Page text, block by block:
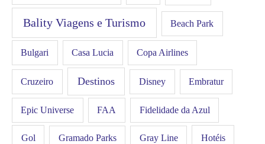
Bality Viagens e Turismo Beach Park
Bulgari Casa Lucia Copa Airlines
Cruzeiro Destinos Disney Embratur
Epic Universe FAA Fidelidade da Azul
Gol Gramado Parks Gray Line Hotéis